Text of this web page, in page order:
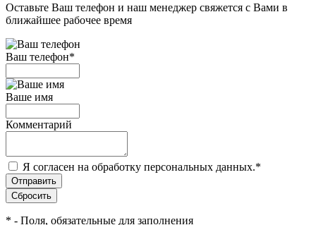
Оставьте Ваш телефон и наш менеджер свяжется с Вами в
ближайшее рабочее время
Ваш телефон*
Ваше имя
Комментарий
Я согласен на обработку персональных данных.*
* - Поля, обязательные для заполнения